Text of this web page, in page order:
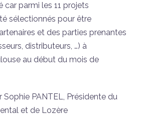
car parmi les 11 projets
sélectionnés pour être
et des parties prenantes
distributeurs, …) à
au début du mois de
Sophie PANTEL, Présidente du
et de Lozère